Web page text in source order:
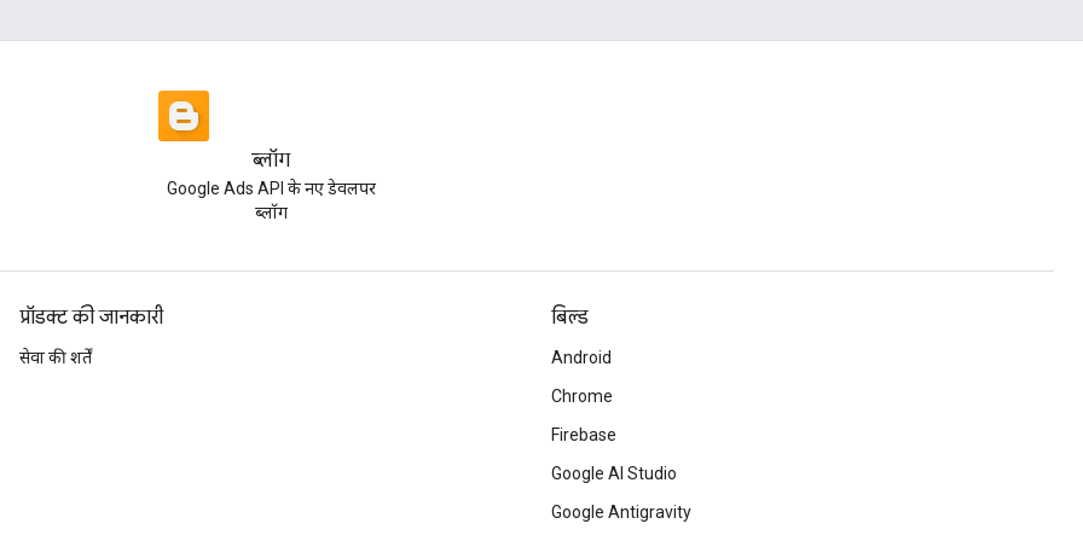
ब्लॉग
Google Ads API के नए डेवलपर
ब्लॉग
प्रॉडक्ट की जानकारी
सेवा की शर्तें
बिल्ड
Android
Chrome
Firebase
Google AI Studio
Google Antigravity